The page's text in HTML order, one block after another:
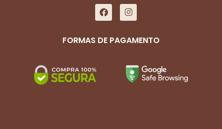
FORMAS DE PAGAMENTO